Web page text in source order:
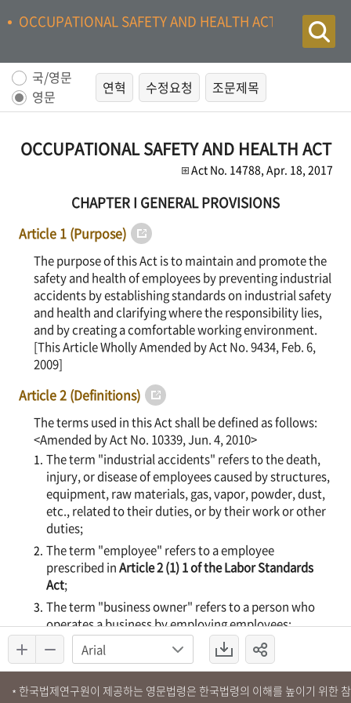
OCCUPATIONAL SAFETY AND HEALTH ACT
국/영문
영문
연혁 수정요청 조문제목
* 한국법제연구원이 제공하는 영문법령은 한국법령의 이해를 높이기 위한